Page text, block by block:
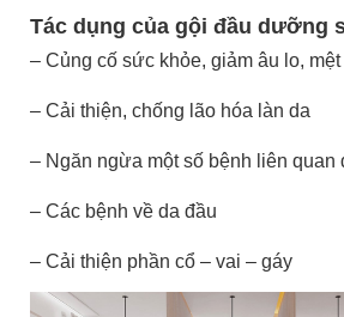
Tác dụng của gội đầu dưỡng
– Củng cố sức khỏe, giảm âu lo, mệt
– Cải thiện, chống lão hóa làn da
– Ngăn ngừa một số bệnh liên quan
– Các bệnh về da đầu
– Cải thiện phần cổ – vai – gáy